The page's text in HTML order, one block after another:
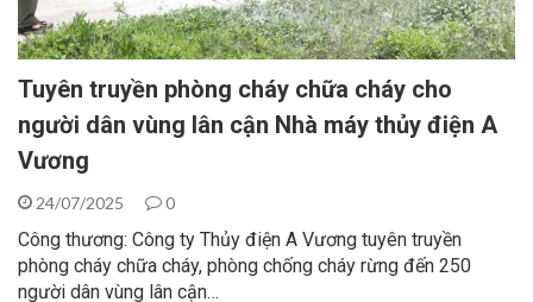
Tuyên truyền phòng cháy chữa cháy cho
người dân vùng lân cận Nhà máy thủy điện A
Vương
24/07/2025 0
Công thương: Công ty Thủy điện A Vương tuyên truyền
phòng cháy chữa cháy, phòng chống cháy rừng đến 250
người dân vùng lân cận…